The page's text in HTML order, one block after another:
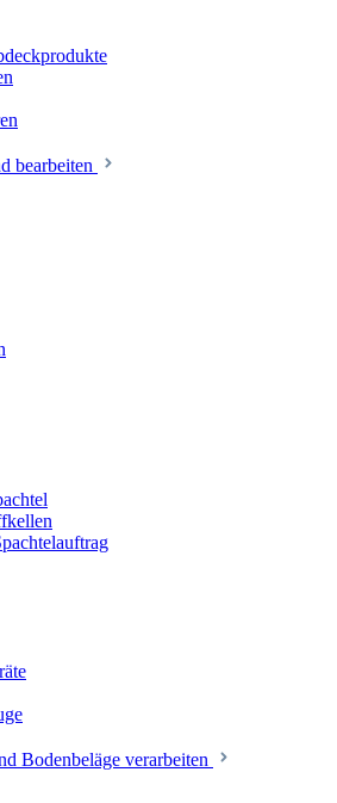
bearbeiten
Bodenbeläge verarbeiten